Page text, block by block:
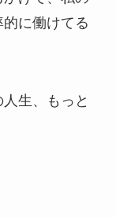
に働けてる
生、もっと